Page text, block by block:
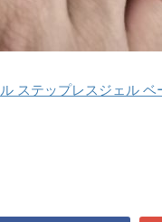
ステップレスジェル ベ